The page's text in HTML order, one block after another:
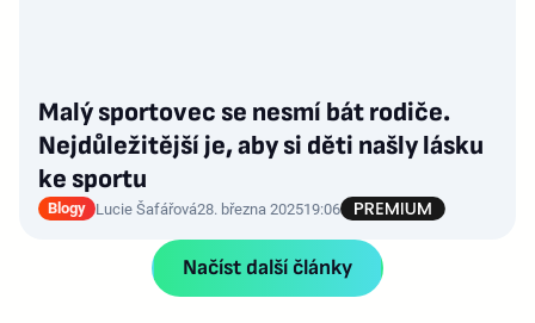
Malý sportovec se nesmí bát rodiče.
Nejdůležitější je, aby si děti našly lásku
ke sportu
Blogy Lucie Šafářová28. března 202519:06
Načíst další články